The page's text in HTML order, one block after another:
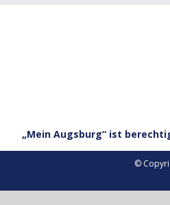
„Mein Augsburg“ ist
©